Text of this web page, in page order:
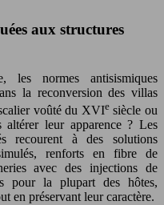
aux structures
les normes antisismiques
la reconversion des villas
voûté du XVIesiècle ou
leur apparence ? Les
recourent à des solutions
renforts en fibre de
avec des injections de
pour la plupart des hôtes,
en préservant leur caractère.